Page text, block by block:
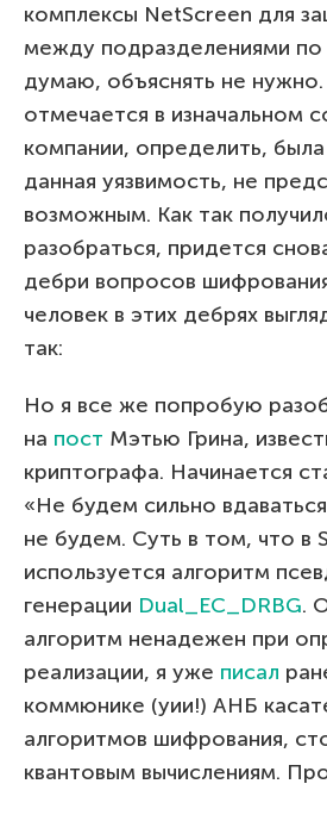
комплексы NetScreen для
между подразделениями
думаю, объяснять не нужно.
отмечается в изначальном
компании, определить,
данная уязвимость, не
возможным. Как так
разобраться, придется
дебри вопросов
человек в этих дебрях
так:
Но я все же попробую
на пост Мэтью Грина,
криптографа. Начинается
«Не будем сильно
не будем. Суть в том, что в
используется алгоритм
генерации Dual_EC_DRBG.
алгоритм ненадежен при
реализации, я уже писал
коммюнике (уии!) АНБ
алгоритмов шифрования,
квантовым вычислениям.